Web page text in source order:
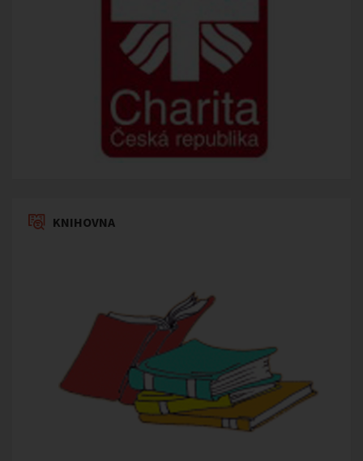
KNIHOVNA